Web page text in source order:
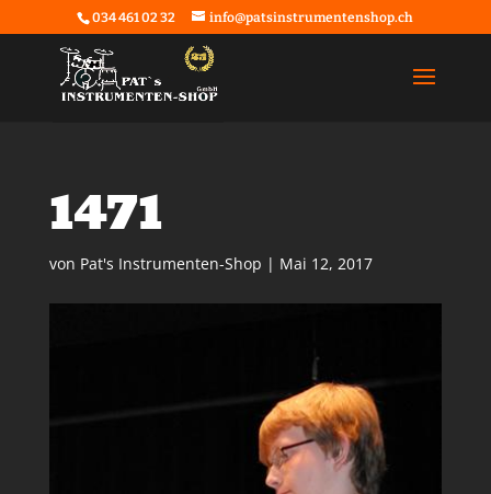
034 461 02 32 info@patsinstrumentenshop.ch
1471
von Pat's Instrumenten-Shop | Mai 12, 2017